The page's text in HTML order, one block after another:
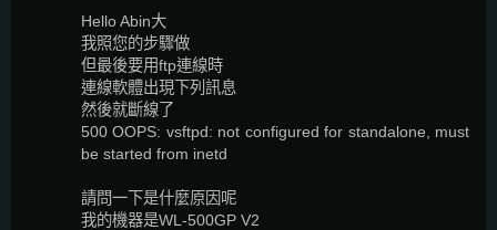
Hello Abin大
我照您的步驟做
但最後要用ftp連線時
連線軟體出現下列訊息
然後就斷線了
500 OOPS: vsftpd: not configured for standalone, must
be started from inetd
請問一下是什麼原因呢
我的機器是WL-500GP V2